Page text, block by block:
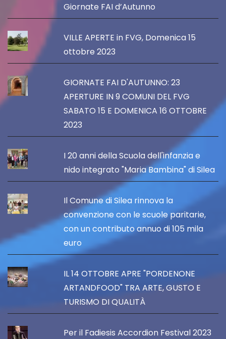
Giornate FAI d’Autunno
VILLE APERTE in FVG, Domenica 15
ottobre 2023
GIORNATE FAI D'AUTUNNO: 23
APERTURE IN 9 COMUNI DEL FVG
SABATO 15 E DOMENICA 16 OTTOBRE
2023
I 20 anni della Scuola dell'infanzia e
nido integrato "Maria Bambina" di Silea
Il Comune di Silea rinnova la
convenzione con le scuole paritarie,
con un contributo annuo di 105 mila
euro
IL 14 OTTOBRE APRE "PORDENONE
ARTANDFOOD" TRA ARTE, GUSTO E
TURISMO DI QUALITÀ
Per il Fadiesis Accordion Festival 2023